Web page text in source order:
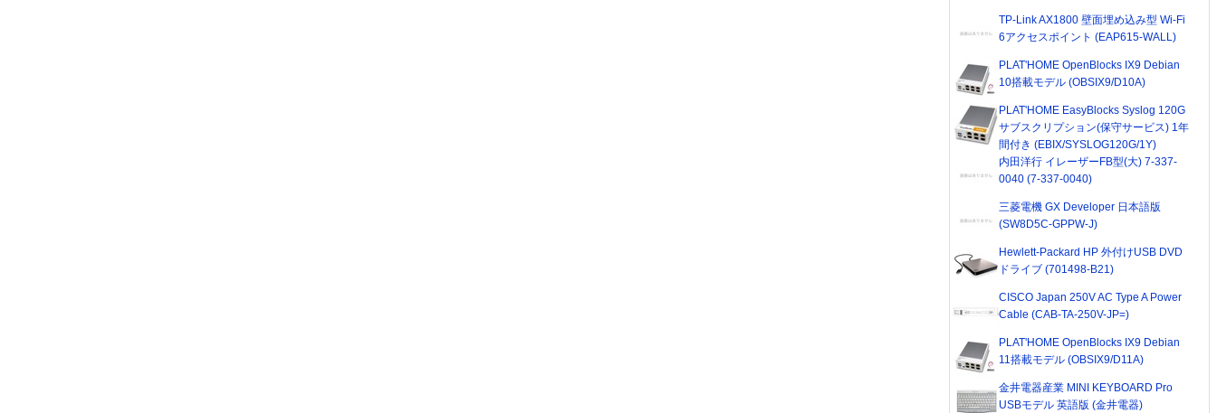
TP-Link AX1800 壁面埋め込み型 Wi-Fi
6アクセスポイント (EAP615-WALL)
PLAT'HOME OpenBlocks IX9 Debian
10搭載モデル (OBSIX9/D10A)
PLAT'HOME EasyBlocks Syslog 120G
サブスクリプション(保守サービス) 1年
間付き (EBIX/SYSLOG120G/1Y)
内田洋行 イレーザーFB型(大) 7-337-
0040 (7-337-0040)
三菱電機 GX Developer 日本語版
(SW8D5C-GPPW-J)
Hewlett-Packard HP 外付けUSB DVD
ドライブ (701498-B21)
CISCO Japan 250V AC Type A Power
Cable (CAB-TA-250V-JP=)
PLAT'HOME OpenBlocks IX9 Debian
11搭載モデル (OBSIX9/D11A)
金井電器産業 MINI KEYBOARD Pro
USBモデル 英語版 (金井電器)